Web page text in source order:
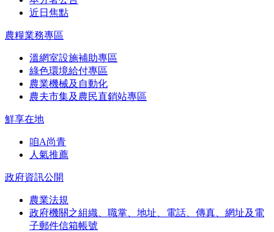
近日焦點
農糧業務專區
溫網室設施補助專區
綠色環境給付專區
農業機械及自動化
農夫市集及農民直銷站專區
鮮享在地
咱A尚青
人氣推薦
政府資訊公開
農業法規
政府機關之組織、職掌、地址、電話、傳真、網址及電
子郵件信箱帳號